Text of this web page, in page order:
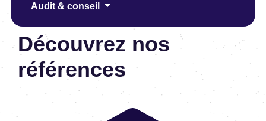
Audit & conseil
Découvrez nos
références
Image